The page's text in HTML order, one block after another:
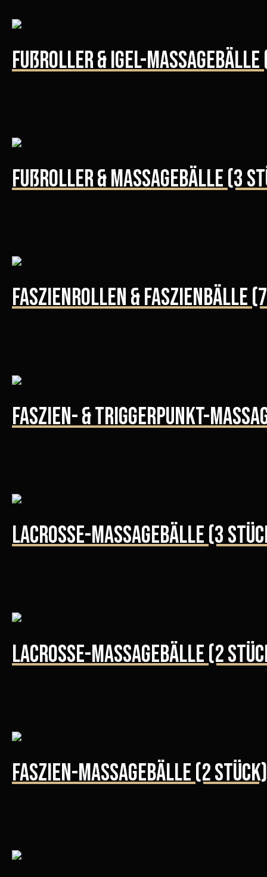
Fußroller & Igel-Massagebälle
Fußroller & Massagebälle (3
Faszienrollen & Faszienbälle
Faszien- & Triggerpunkt-
Lacrosse-Massagebälle (3
Lacrosse-Massagebälle (2
Faszien-Massagebälle (2 Stück)